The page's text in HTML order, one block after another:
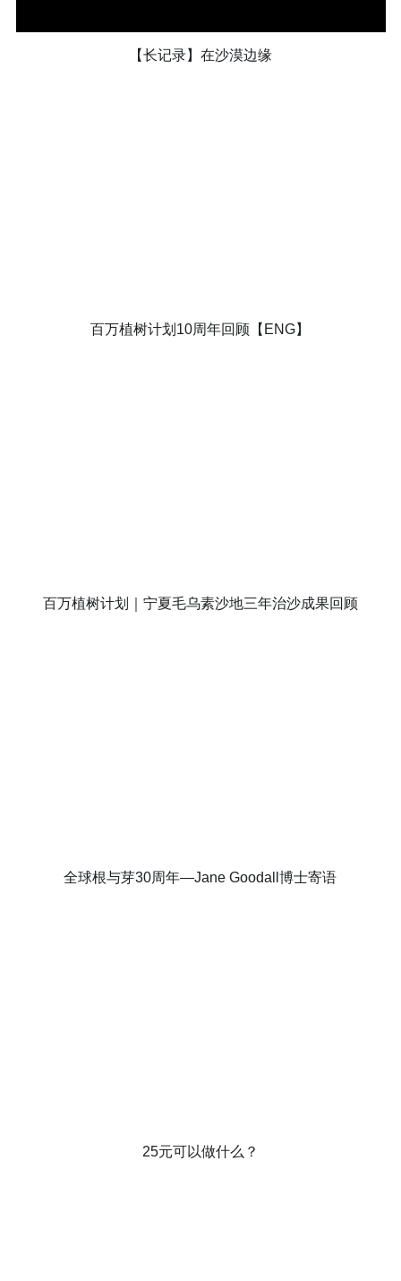
【长记录】在沙漠边缘
百万植树计划10周年回顾【ENG】
百万植树计划｜宁夏毛乌素沙地三年治沙成果回顾
全球根与芽30周年—Jane Goodall博士寄语
25元可以做什么？